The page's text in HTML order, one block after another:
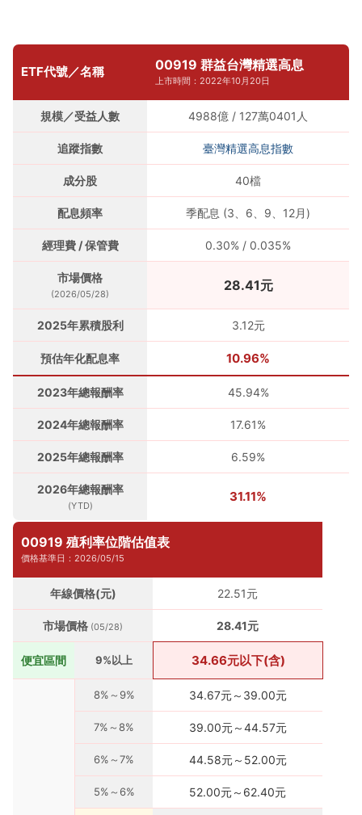
ETF代號／名稱 00919 群益台灣精選高息
上市時間：2022年10月20日
規模／受益人數 4988億 / 127萬0401人
追蹤指數 臺灣精選高息指數
成分股 40檔
配息頻率 季配息 (3、6、9、12月)
經理費 / 保管費 0.30% / 0.035%
市場價格
(2026/05/28)
28.41元
2025年累積股利 3.12元
預估年化配息率 10.96%
2023年總報酬率 45.94%
2024年總報酬率 17.61%
2025年總報酬率 6.59%
2026年總報酬率
(YTD)
31.11%
00919 殖利率位階估值表
價格基準日：2026/05/15
年線價格(元) 22.51元
市場價格 (05/28) 28.41元
便宜區間 9%以上 34.66元以下(含)
8%～9% 34.67元～39.00元
7%～8% 39.00元～44.57元
6%～7% 44.58元～52.00元
5%～6% 52.00元～62.40元